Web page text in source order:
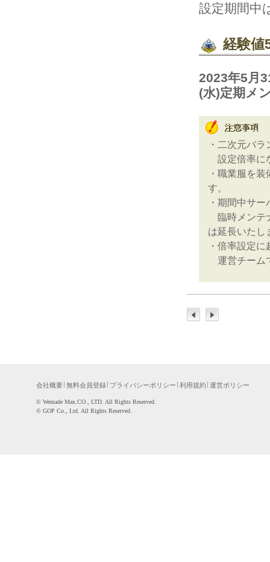
設定期間中
経験値
2023年5月
(水)定期メ
・二次元バ
設定倍率に
・職業服を
す。
・期間中サ
臨時メンテ
は延長いたし
・倍率設定
運営チーム
会社概要 無料会員登録 プライバシーポリシー 利用規約 運営ポリシー
©WemadeMax.CO.,LTD.AllRightsReserved.
©GOPCo.,Ltd.AllRightsReserved.